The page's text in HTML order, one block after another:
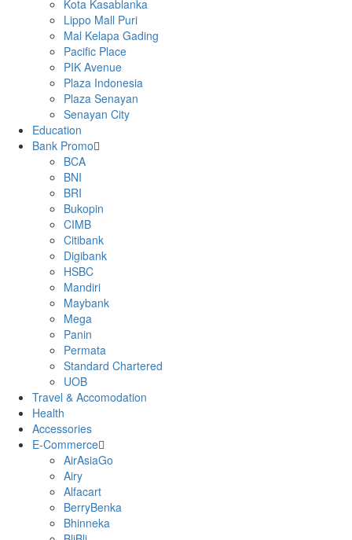
Kota Kasablanka
Lippo Mall Puri
Mal Kelapa Gading
Pacific Place
PIK Avenue
Plaza Indonesia
Plaza Senayan
Senayan City
Education
Bank Promo
BCA
BNI
BRI
Bukopin
CIMB
Citibank
Digibank
HSBC
Mandiri
Maybank
Mega
Panin
Permata
Standard Chartered
UOB
Travel & Accomodation
Health
Accessories
E-Commerce
AirAsiaGo
Airy
Alfacart
BerryBenka
Bhinneka